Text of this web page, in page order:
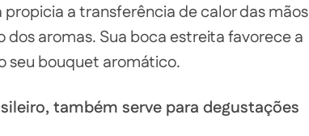
a transferência de calor das mãos
aromas. Sua boca estreita favorece a
seu bouquet aromático.
também serve para degustações